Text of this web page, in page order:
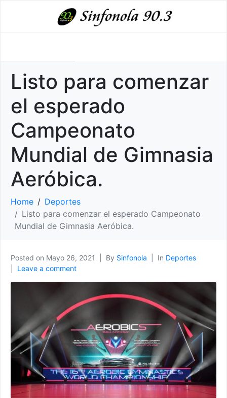
Listo para comenzar
el esperado
Campeonato
Mundial de Gimnasia
Aeróbica.
Home
Deportes
Listo para comenzar el esperado Campeonato
Mundial de Gimnasia Aeróbica.
Posted on Mayo 26, 2021 By Sinfonola In Deportes
Leave a comment